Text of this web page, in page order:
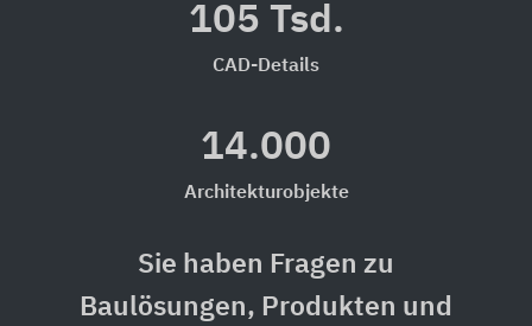
105 Tsd.
CAD-Details
14.000
Architekturobjekte
Sie haben Fragen zu
Baulösungen, Produkten und